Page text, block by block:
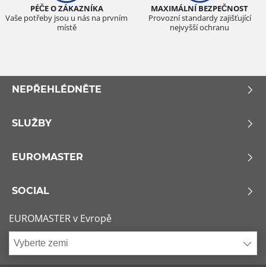
PÉČE O ZÁKAZNÍKA
Vaše potřeby jsou u nás na prvním
místě
MAXIMÁLNÍ BEZPEČNOST
Provozní standardy zajišťující
nejvyšší ochranu
NEPŘEHLÉDNĚTE
SLUŽBY
EUROMASTER
SOCIAL
EUROMASTER v Evropě
Vyberte zemi